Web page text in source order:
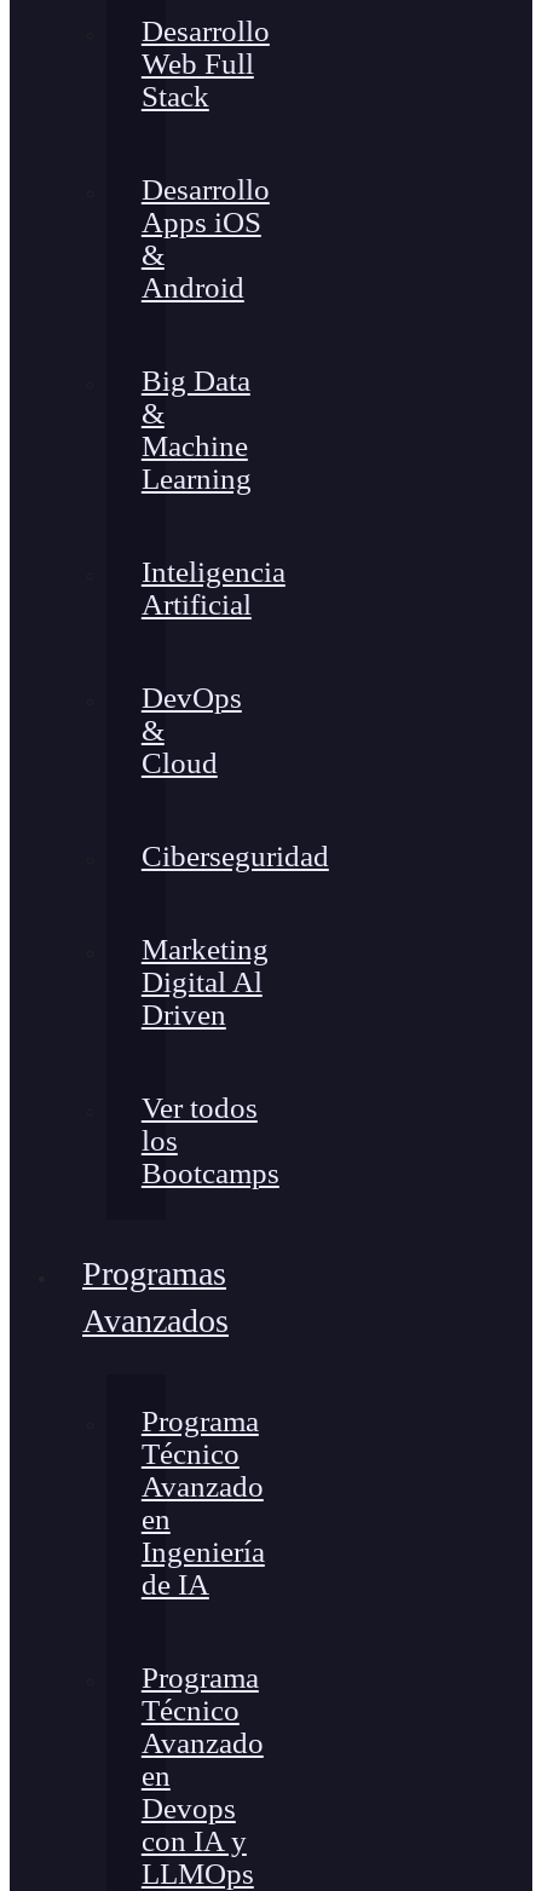
Desarrollo
Web Full
Stack
Desarrollo
Apps iOS
&
Android
Big Data
&
Machine
Learning
Inteligencia
Artificial
DevOps
&
Cloud
Ciberseguridad
Marketing
Digital Al
Driven
Ver todos
los
Bootcamps
Programas
Avanzados
Programa
Técnico
Avanzado
en
Ingeniería
de IA
Programa
Técnico
Avanzado
en
Devops
con IA y
LLMOps